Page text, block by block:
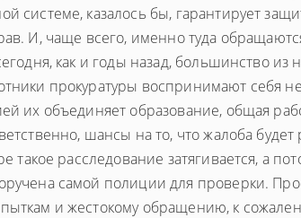
системе, казалось бы, гарантирует
И, чаще всего, именно туда
как и годы назад, большинство
прокуратуры воспринимают себя
их объединяет образование, общая
шансы на то, что жалоба
такое расследование затягивается, а
самой полиции для проверки.
и жестокому обращению, к